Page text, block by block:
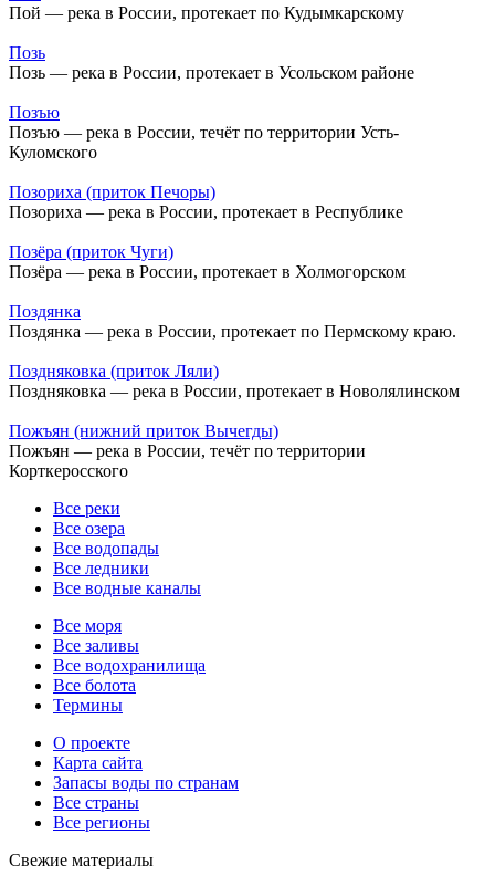
Пой — река в России, протекает по Кудымкарскому
Позь
Позь — река в России, протекает в Усольском районе
Позъю
Позъю — река в России, течёт по территории Усть-
Куломского
Позориха (приток Печоры)
Позориха — река в России, протекает в Республике
Позёра (приток Чуги)
Позёра — река в России, протекает в Холмогорском
Поздянка
Поздянка — река в России, протекает по Пермскому краю.
Поздняковка (приток Ляли)
Поздняковка — река в России, протекает в Новолялинском
Пожъян (нижний приток Вычегды)
Пожъян — река в России, течёт по территории
Корткеросского
Все реки
Все озера
Все водопады
Все ледники
Все водные каналы
Все моря
Все заливы
Все водохранилища
Все болота
Термины
О проекте
Карта сайта
Запасы воды по странам
Все страны
Все регионы
Свежие материалы